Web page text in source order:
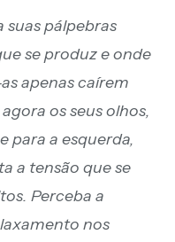
suas pálpebras
se produz e onde
apenas caírem
os seus olhos,
para a esquerda,
a tensão que se
Perceba a
nos